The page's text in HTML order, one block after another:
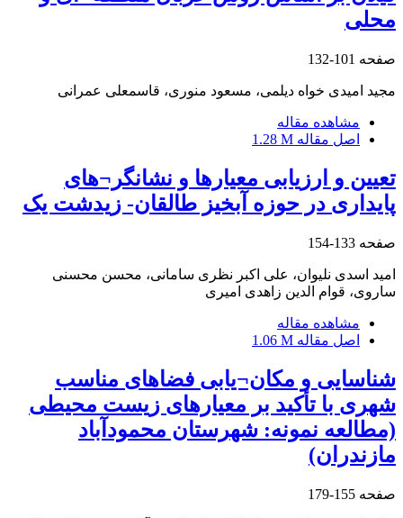
محلی
صفحه 101-132
مجید امیدی خواه دیلمی، مسعود منوری، قاسمعلی عمرانی
مشاهده مقاله
اصل مقاله 1.28 M
تعیین و ارزیابی معیارها و نشانگر¬های
پایداری در حوزه آبخیز طالقان- زیدشت یک
صفحه 133-154
امید اسدی نلیوان، علی اکبر نظری سامانی، محسن محسنی
ساروی، قوام الدین زاهدی امیری
مشاهده مقاله
اصل مقاله 1.06 M
شناسایی و مکان¬یابی فضاهای مناسب
شهری با تأکید بر معیارهای زیست محیطی
(مطالعه نمونه: شهرستان محمودآباد
مازندران)
صفحه 155-179